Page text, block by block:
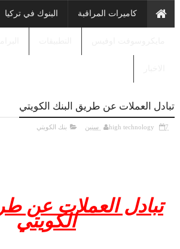
كاميرات المراقبة البنوك في تركيا
تبادل العملات عن طريق البنك الكويتي
high technology 7 سنين بنك الكويتي
تبادل العملات عن
الكويتي